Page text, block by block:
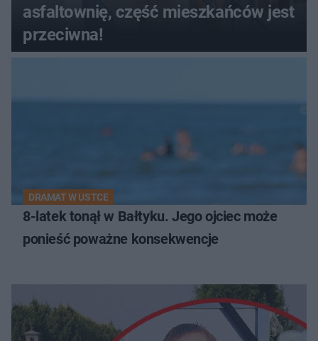
asfaltownię, część mieszkańców jest
przeciwna!
DRAMAT W USTCE
8-latek tonął w Bałtyku. Jego ojciec może
ponieść poważne konsekwencje